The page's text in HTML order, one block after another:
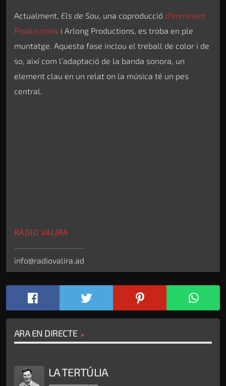
Actualment, Els de Sau, una coproducció d’Imminent
Produccions i Arlong Productions, es troba en ple
muntatge. Aquesta fase inclou el treball de color i de
so, així com l’adaptació de la banda sonora, un
element clau en un relat on la música té un pes
central.
RÀDIO VALIRA
info@radiovalira.ad
ARA EN DIRECTE
LA TERTÚLIA